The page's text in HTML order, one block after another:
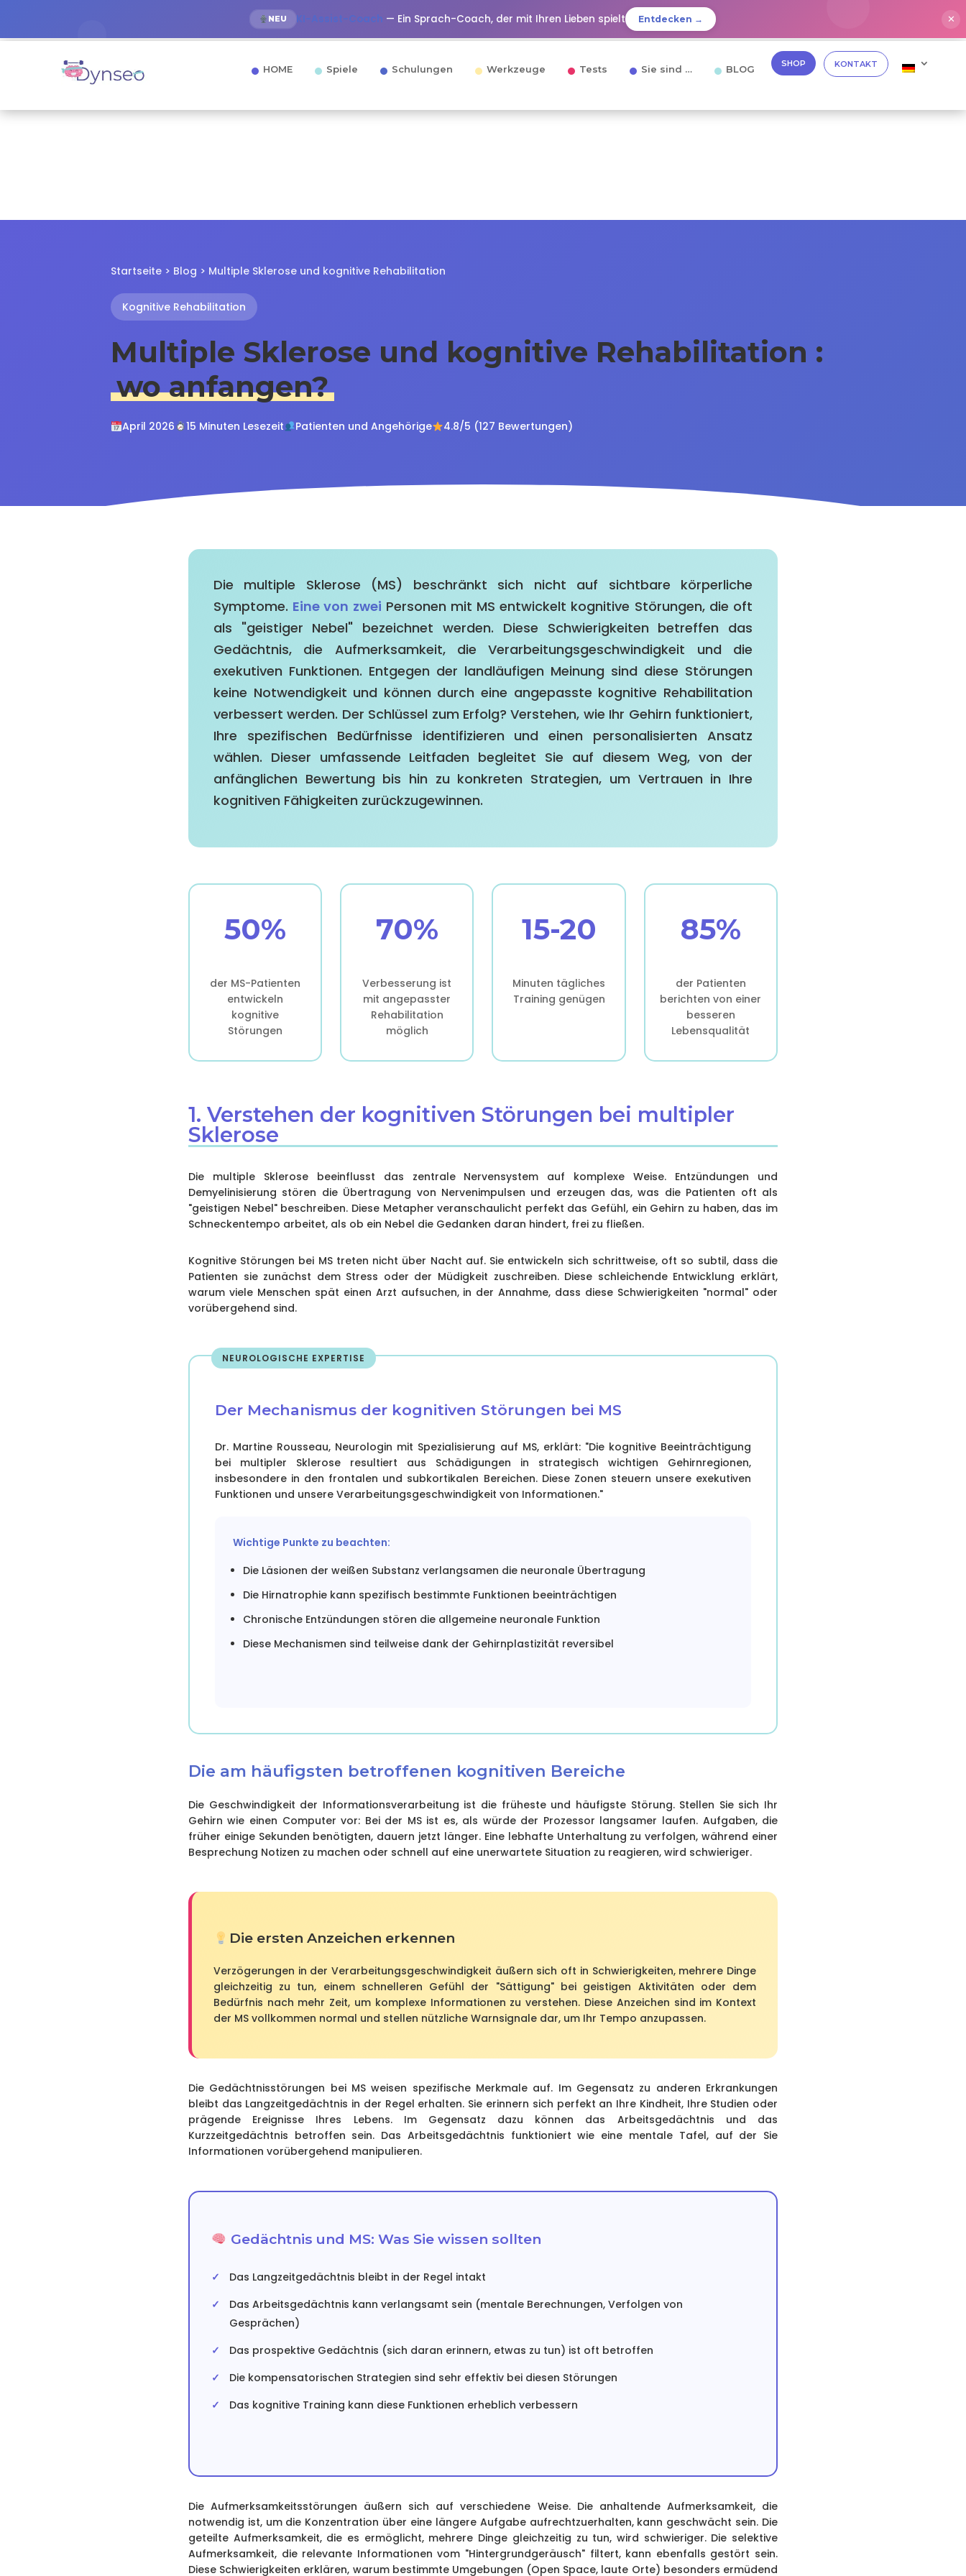
NEU KI-Assist-Coach — Ein Sprach-Coach, der mit Ihren Lieben spielt Entdecken → ✕
HOME Spiele Schulungen Werkzeuge Tests Sie sind … BLOG SHOP KONTAKT
Startseite > Blog > Multiple Sklerose und kognitive Rehabilitation
Kognitive Rehabilitation
Multiple Sklerose und kognitive Rehabilitation :
wo anfangen?
April 2026 15 Minuten Lesezeit Patienten und Angehörige 4.8/5 (127 Bewertungen)
Die multiple Sklerose (MS) beschränkt sich nicht auf sichtbare körperliche
Symptome. Eine von zwei Personen mit MS entwickelt kognitive Störungen, die oft
als "geistiger Nebel" bezeichnet werden. Diese Schwierigkeiten betreffen das
Gedächtnis, die Aufmerksamkeit, die Verarbeitungsgeschwindigkeit und die
exekutiven Funktionen. Entgegen der landläufigen Meinung sind diese Störungen
keine Notwendigkeit und können durch eine angepasste kognitive Rehabilitation
verbessert werden. Der Schlüssel zum Erfolg? Verstehen, wie Ihr Gehirn funktioniert,
Ihre spezifischen Bedürfnisse identifizieren und einen personalisierten Ansatz
wählen. Dieser umfassende Leitfaden begleitet Sie auf diesem Weg, von der
anfänglichen Bewertung bis hin zu konkreten Strategien, um Vertrauen in Ihre
kognitiven Fähigkeiten zurückzugewinnen.
50%
der MS-Patienten
entwickeln
kognitive
Störungen
70%
Verbesserung ist
mit angepasster
Rehabilitation
möglich
15-20
Minuten tägliches
Training genügen
85%
der Patienten
berichten von einer
besseren
Lebensqualität
1. Verstehen der kognitiven Störungen bei multipler
Sklerose
Die multiple Sklerose beeinflusst das zentrale Nervensystem auf komplexe Weise. Entzündungen und
Demyelinisierung stören die Übertragung von Nervenimpulsen und erzeugen das, was die Patienten oft als
"geistigen Nebel" beschreiben. Diese Metapher veranschaulicht perfekt das Gefühl, ein Gehirn zu haben, das im
Schneckentempo arbeitet, als ob ein Nebel die Gedanken daran hindert, frei zu fließen.
Kognitive Störungen bei MS treten nicht über Nacht auf. Sie entwickeln sich schrittweise, oft so subtil, dass die
Patienten sie zunächst dem Stress oder der Müdigkeit zuschreiben. Diese schleichende Entwicklung erklärt,
warum viele Menschen spät einen Arzt aufsuchen, in der Annahme, dass diese Schwierigkeiten "normal" oder
vorübergehend sind.
NEUROLOGISCHE EXPERTISE
Der Mechanismus der kognitiven Störungen bei MS
Dr. Martine Rousseau, Neurologin mit Spezialisierung auf MS, erklärt: "Die kognitive Beeinträchtigung
bei multipler Sklerose resultiert aus Schädigungen in strategisch wichtigen Gehirnregionen,
insbesondere in den frontalen und subkortikalen Bereichen. Diese Zonen steuern unsere exekutiven
Funktionen und unsere Verarbeitungsgeschwindigkeit von Informationen."
Wichtige Punkte zu beachten:
Die Läsionen der weißen Substanz verlangsamen die neuronale Übertragung
Die Hirnatrophie kann spezifisch bestimmte Funktionen beeinträchtigen
Chronische Entzündungen stören die allgemeine neuronale Funktion
Diese Mechanismen sind teilweise dank der Gehirnplastizität reversibel
Die am häufigsten betroffenen kognitiven Bereiche
Die Geschwindigkeit der Informationsverarbeitung ist die früheste und häufigste Störung. Stellen Sie sich Ihr
Gehirn wie einen Computer vor: Bei der MS ist es, als würde der Prozessor langsamer laufen. Aufgaben, die
früher einige Sekunden benötigten, dauern jetzt länger. Eine lebhafte Unterhaltung zu verfolgen, während einer
Besprechung Notizen zu machen oder schnell auf eine unerwartete Situation zu reagieren, wird schwieriger.
Die ersten Anzeichen erkennen
Verzögerungen in der Verarbeitungsgeschwindigkeit äußern sich oft in Schwierigkeiten, mehrere Dinge
gleichzeitig zu tun, einem schnelleren Gefühl der "Sättigung" bei geistigen Aktivitäten oder dem
Bedürfnis nach mehr Zeit, um komplexe Informationen zu verstehen. Diese Anzeichen sind im Kontext
der MS vollkommen normal und stellen nützliche Warnsignale dar, um Ihr Tempo anzupassen.
Die Gedächtnisstörungen bei MS weisen spezifische Merkmale auf. Im Gegensatz zu anderen Erkrankungen
bleibt das Langzeitgedächtnis in der Regel erhalten. Sie erinnern sich perfekt an Ihre Kindheit, Ihre Studien oder
prägende Ereignisse Ihres Lebens. Im Gegensatz dazu können das Arbeitsgedächtnis und das
Kurzzeitgedächtnis betroffen sein. Das Arbeitsgedächtnis funktioniert wie eine mentale Tafel, auf der Sie
Informationen vorübergehend manipulieren.
Gedächtnis und MS: Was Sie wissen sollten
Das Langzeitgedächtnis bleibt in der Regel intakt
Das Arbeitsgedächtnis kann verlangsamt sein (mentale Berechnungen, Verfolgen von
Gesprächen)
Das prospektive Gedächtnis (sich daran erinnern, etwas zu tun) ist oft betroffen
Die kompensatorischen Strategien sind sehr effektiv bei diesen Störungen
Das kognitive Training kann diese Funktionen erheblich verbessern
Die Aufmerksamkeitsstörungen äußern sich auf verschiedene Weise. Die anhaltende Aufmerksamkeit, die
notwendig ist, um die Konzentration über eine längere Aufgabe aufrechtzuerhalten, kann geschwächt sein. Die
geteilte Aufmerksamkeit, die es ermöglicht, mehrere Dinge gleichzeitig zu tun, wird schwieriger. Die selektive
Aufmerksamkeit, die relevante Informationen vom "Hintergrundgeräusch" filtert, kann ebenfalls gestört sein.
Diese Schwierigkeiten erklären, warum bestimmte Umgebungen (Open Space, laute Orte) besonders ermüdend